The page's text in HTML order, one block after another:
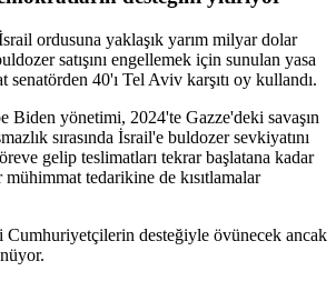
ordusuna yaklaşık yarım milyar dolar
satışını engellemek için sunulan yasa
senatörden 40'ı Tel Aviv karşıtı oy kullandı.
Biden yönetimi, 2024'te Gazze'deki savaşın
sırasında İsrail'e buldozer sevkiyatını
gelip teslimatları tekrar başlatana kadar
tedarikine de kısıtlamalar
desteğiyle övünecek ancak